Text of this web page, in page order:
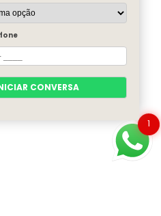
1
CONVERSA